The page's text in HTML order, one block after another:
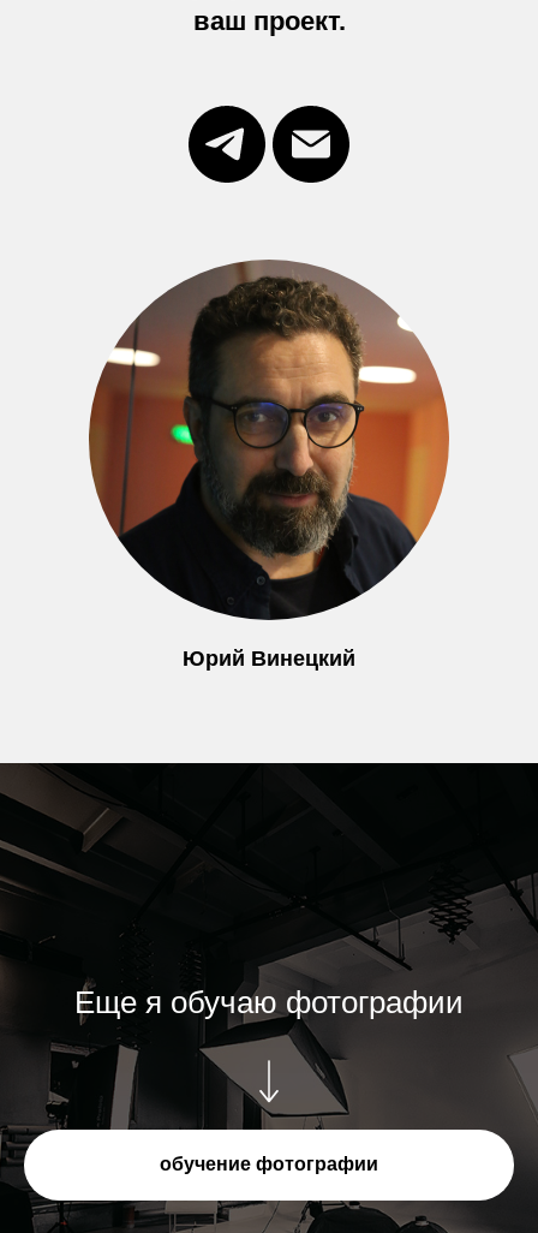
ваш проект.
Юрий Винецкий
Еще я обучаю фотографии
обучение фотографии